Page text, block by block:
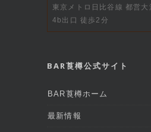
東京メトロ日比谷線 都営大
4b出口 徒歩2分
BAR莨樽公式サイト
BAR莨樽ホーム
最新情報